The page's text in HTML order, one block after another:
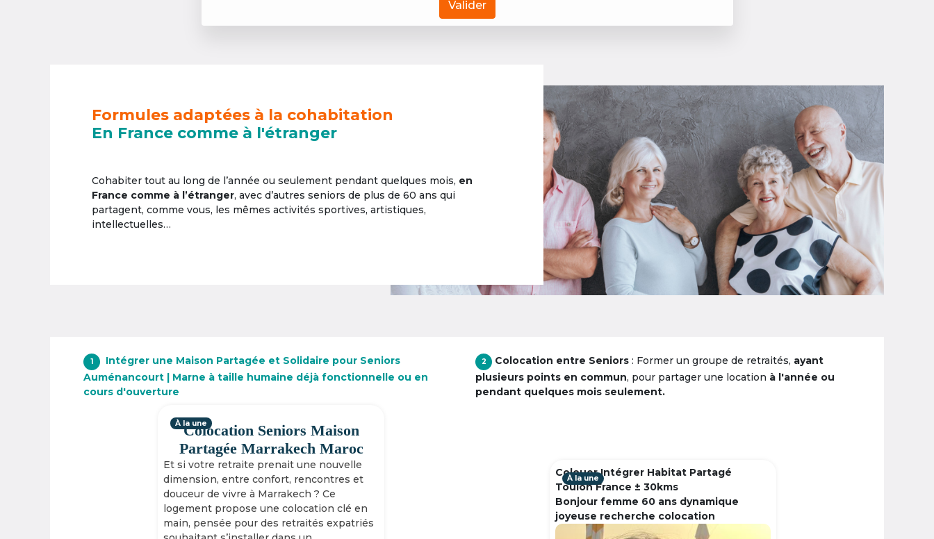
Valider
Formules adaptées à la cohabitation
En France comme à l'étranger
Cohabiter tout au long de l’année ou seulement pendant quelques mois, en
France comme à l’étranger, avec d’autres seniors de plus de 60 ans qui
partagent, comme vous, les mêmes activités sportives, artistiques,
intellectuelles…
1
Intégrer une Maison Partagée et Solidaire pour Seniors
Auménancourt | Marne à taille humaine déjà fonctionnelle ou en
cours d'ouverture
Colocation Seniors Maison
Partagée Marrakech Maroc
Et si votre retraite prenait une nouvelle
dimension, entre confort, rencontres et
douceur de vivre à Marrakech ? Ce
logement propose une colocation clé en
main, pensée pour des retraités expatriés
À la une
2 Colocation entre Seniors : Former un groupe de retraités, ayant
plusieurs points en commun, pour partager une location à l'année ou
pendant quelques mois seulement.
Colouer Intégrer Habitat Partagé
Toulon France ± 30kms
Bonjour femme 60 ans dynamique
joyeuse recherche colocation
À la une